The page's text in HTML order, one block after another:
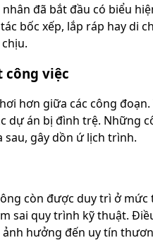
đã bắt đầu có biểu
bốc xếp, lắp ráp hay di
công việc
hơn giữa các công đoạn.
dự án bị đình trệ. Những
gây dồn ứ lịch trình.
còn được duy trì ở mức
sai quy trình kỹ thuật.
hưởng đến uy tín